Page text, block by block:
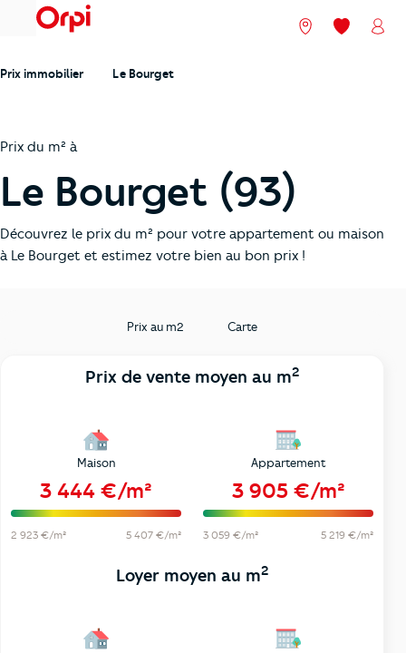
menu Nos agences
Mes
Prix immobilier Le Bourget
Prix du m² à
Le Bourget (93)
Découvrez le prix du m² pour votre appartement ou maison
à Le Bourget et estimez votre bien au bon prix !
Prix au m2 Carte
Prix de vente moyen au m2
Maison
3 444 €/m²
2 923 €/m² 5 407 €/m²
Appartement
3 905 €/m²
3 059 €/m² 5 219 €/m²
Loyer moyen au m2